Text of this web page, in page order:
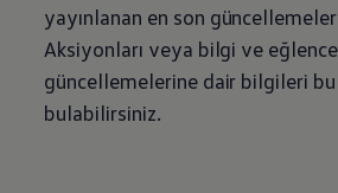
yayınlanan en son
Aksiyonları veya bilgi ve
güncellemelerine dair bilgileri
bulabilirsiniz.